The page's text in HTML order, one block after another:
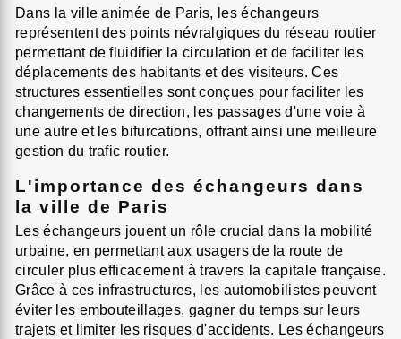
Dans la ville animée de Paris, les échangeurs
représentent des points névralgiques du réseau routier
permettant de fluidifier la circulation et de faciliter les
déplacements des habitants et des visiteurs. Ces
structures essentielles sont conçues pour faciliter les
changements de direction, les passages d'une voie à
une autre et les bifurcations, offrant ainsi une meilleure
gestion du trafic routier.
L'importance des échangeurs dans
la ville de Paris
Les échangeurs jouent un rôle crucial dans la mobilité
urbaine, en permettant aux usagers de la route de
circuler plus efficacement à travers la capitale française.
Grâce à ces infrastructures, les automobilistes peuvent
éviter les embouteillages, gagner du temps sur leurs
trajets et limiter les risques d'accidents. Les échangeurs